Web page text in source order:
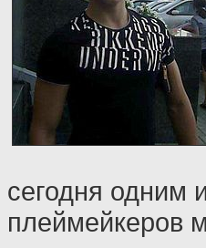
сегодня одним
плеймейкеров